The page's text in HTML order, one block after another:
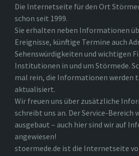
Die Internetseite für den Ort
schon seit 1999.
Sie erhalten neben Informationen
Ereignisse, künftige Termine auch
Sehenswürdigkeiten und wichtigen
Institutionen in und um Störmede.
mal rein, die Informationen werden
aktualisiert.
Wir freuen uns über zusätzliche
schreibt uns an. Der Service-Bereich
ausgebaut – auch hier sind wir auf
angewiesen!
stoermede.de ist die Internetseite